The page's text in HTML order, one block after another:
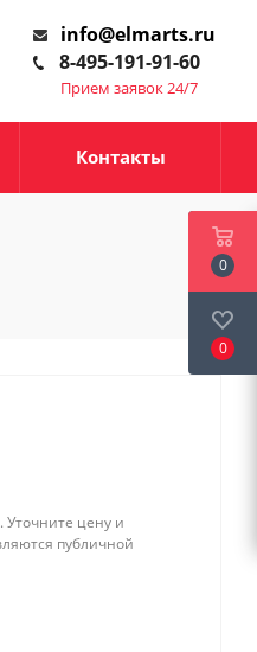
info@elmarts.ru
8-495-191-91-60
Прием заявок 24/7
Контакты
Уточните цену и
публичной
0
0